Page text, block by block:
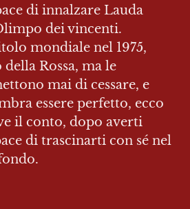
di innalzare Lauda
dei vincenti.
mondiale nel 1975,
Rossa, ma le
mai di cessare, e
essere perfetto, ecco
il conto, dopo averti
di trascinarti con sé nel